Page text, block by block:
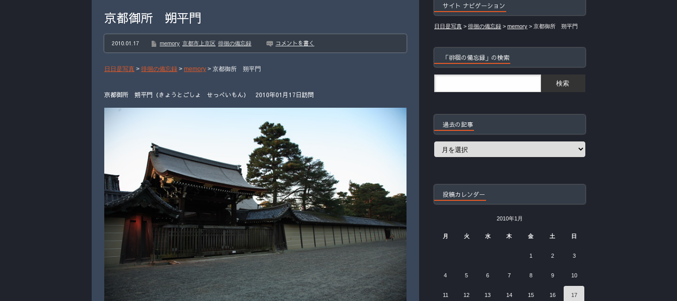
京都御所 朔平門
2010.01.17 memory 京都市上京区 徘徊の備忘録 コメントを書く
日日是写真 > 徘徊の備忘録 > memory > 京都御所 朔平門
京都御所 朔平門（きょうとごしょ せっぺいもん） 2010年01月17日訪問
サイト ナビゲーション
日日是写真 > 徘徊の備忘録 > memory > 京都御所 朔平門
「徘徊の備忘録」の検索
過去の記事
過
投稿カレンダー
2010年1月
月 火 水 木 金 土 日
1 2 3
4 5 6 7 8 9 10
11 12 13 14 15 16 17